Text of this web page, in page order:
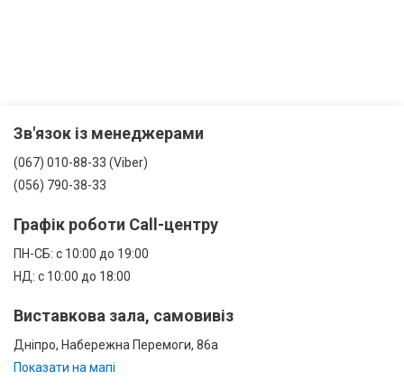
Зв'язок із менеджерами
(067) 010-88-33 (Viber)
(056) 790-38-33
Графік роботи Call-центру
ПН-СБ: с 10:00 до 19:00
НД: с 10:00 до 18:00
Виставкова зала, самовивіз
Дніпро, Набережна Перемоги, 86а
Показати на мапі